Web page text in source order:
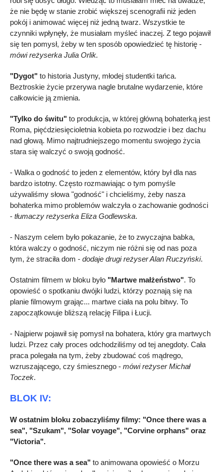
że nie będę w stanie zrobić większej scenografii niż jeden
pokój i animować więcej niż jedną twarz. Wszystkie te
czynniki wpłynęły, że musiałam myśleć inaczej. Z tego pojawił
się ten pomysł, żeby w ten sposób opowiedzieć tę historię -
mówi reżyserka Julia Orlik.
"Dygot" to historia Justyny, młodej studentki tańca.
Beztroskie życie przerywa nagle brutalne wydarzenie, które
całkowicie ją zmienia.
"Tylko do świtu" to produkcja, w której główną bohaterką jest
Roma, pięćdziesięcioletnia kobieta po rozwodzie i bez dachu
nad głową. Mimo najtrudniejszego momentu swojego życia
stara się walczyć o swoją godność.
- Walka o godność to jeden z elementów, który był dla nas
bardzo istotny. Często rozmawiając o tym pomyśle
używaliśmy słowa "godność" i chcieliśmy, żeby nasza
bohaterka mimo problemów walczyła o zachowanie godności
- tłumaczy reżyserka Eliza Godlewska.
- Naszym celem było pokazanie, że to zwyczajna babka,
która walczy o godność, niczym nie różni się od nas poza
tym, że straciła dom - dodaje drugi reżyser Alan Ruczyński.
Ostatnim filmem w bloku było "Martwe małżeństwo". To
opowieść o spotkaniu dwójki ludzi, którzy poznają się na
planie filmowym grając... martwe ciała na polu bitwy. To
zapoczątkowuje bliższą relację Filipa i Łucji.
- Najpierw pojawił się pomysł na bohatera, który gra martwych
ludzi. Przez cały proces odchodziliśmy od tej anegdoty. Cała
praca polegała na tym, żeby zbudować coś mądrego,
wzruszającego, czy śmiesznego - mówi reżyser Michał
Toczek.
BLOK IV:
W ostatnim bloku zobaczyliśmy filmy: "Once there was a
sea", "Szukam", "Solar voyage", "Corvine orphans" oraz
"Victoria".
"Once there was a sea" to animowana opowieść o Morzu